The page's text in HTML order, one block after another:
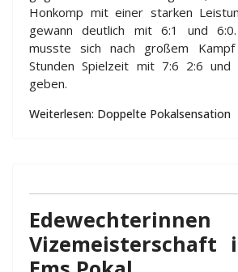
Honkomp mit einer starken
gewann deutlich mit 6:1 und
musste sich nach großem
Stunden Spielzeit mit 7:6 2:6 und
geben.
Weiterlesen: Doppelte Pokalsensation
Vizemeisterschaft